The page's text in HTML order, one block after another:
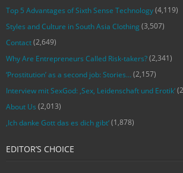
Top 5 Advantages of Sixth Sense Technology(4,119)
Styles and Culture in South Asia Clothing (3,507)
Contact(2,649)
Why Are Entrepreneurs Called Risk-takers?(2,341)
‘Prostitution’ as a second job: Stories…(2,157)
Interview mit SexGod: ‚Sex, Leidenschaft und Erotik‘
About Us (2,013)
‚Ich danke Gott das es dich gibt‘(1,878)
EDITOR’S CHOICE